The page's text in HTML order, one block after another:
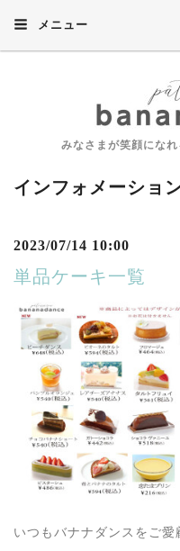
メニュー
みなさまが笑顔にな
インフォメーショ
2023/07/14 10:00
単品ケーキ一覧
いつもバナナダンスをご愛